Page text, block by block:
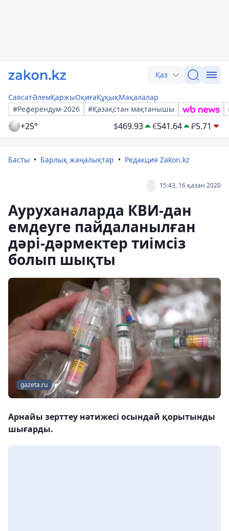
Қаз
СаясатӘлемҚаржыОқиғаҚұқықМақалалар
#Референдум-2026
#Қазақстан мақтанышы
+25° $469.93 €541.64 ₽5.71
Басты Барлық жаңалықтар Редакция Zakon.kz
15:43, 16 қазан 2020
Ауруханаларда КВИ-дан
емдеуге пайдаланылған
дәрі-дәрмектер тиімсіз
болып шықты
gazeta.ru
Арнайы зерттеу нәтижесі осындай қорытынды
шығарды.